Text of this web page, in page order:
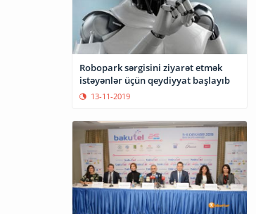
Robopark sərgisini ziyarət etmək
istəyənlər üçün qeydiyyat başlayıb
13-11-2019